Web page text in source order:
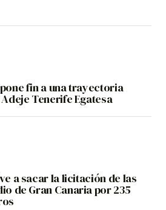
fin a una trayectoria
Tenerife Egatesa
a sacar la licitación de las
de Gran Canaria por 235